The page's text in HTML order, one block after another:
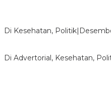
Di Kesehatan, Politik|
Di Advertorial, Kesehatan,